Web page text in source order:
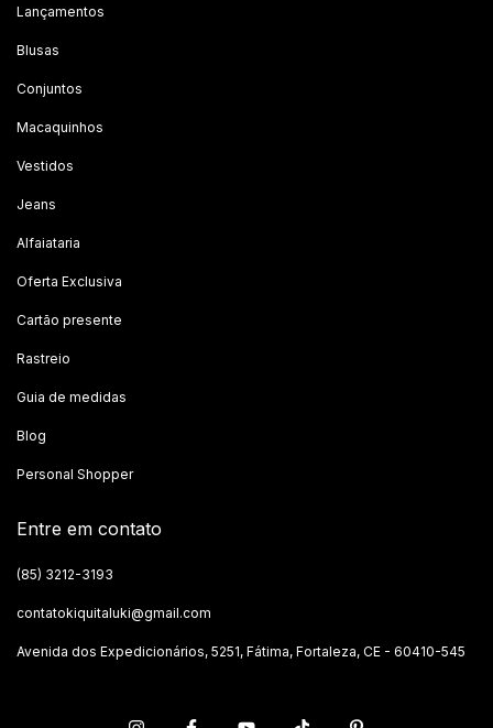
Lançamentos
Blusas
Conjuntos
Macaquinhos
Vestidos
Jeans
Alfaiataria
Oferta Exclusiva
Cartão presente
Rastreio
Guia de medidas
Blog
Personal Shopper
Entre em contato
(85) 3212-3193
contatokiquitaluki@gmail.com
Avenida dos Expedicionários, 5251, Fátima, Fortaleza, CE - 60410-545